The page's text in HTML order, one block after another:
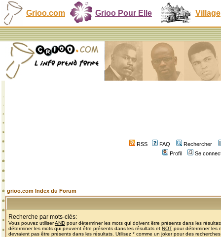
Grioo.com Grioo Pour Elle Village
RSS FAQ
Rechercher
Profil
Se
grioo.com Index du Forum
Recherche par mots-clés:
Vous pouvez utiliserAND pour déterminer les mots qui doivent être présents dans les
déterminer les mots qui peuvent être présents dans les résultats et NOT pour déterminer les
devraient pas être présents dans les résultats. Utilisez * comme un joker pour des